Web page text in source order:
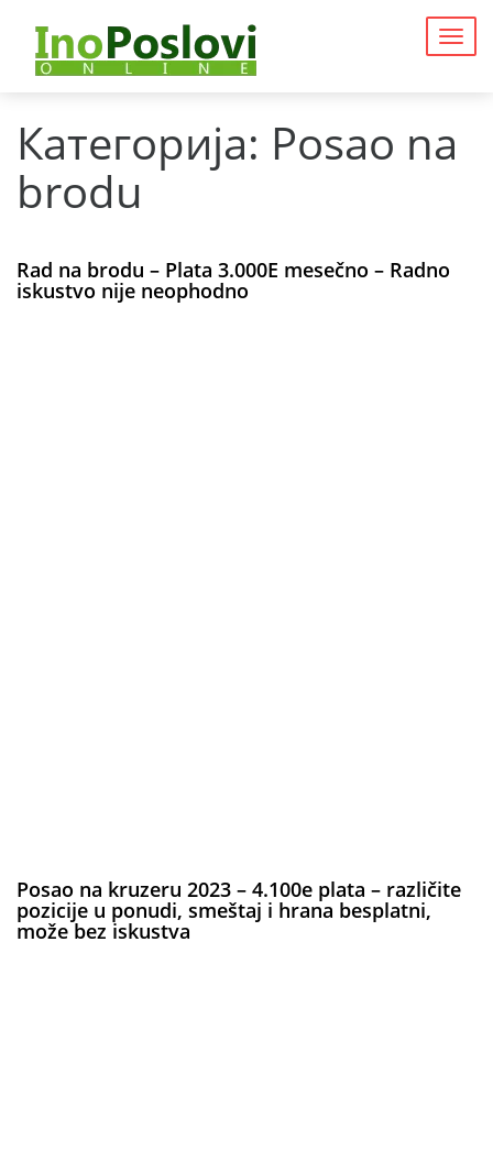
Категорија: Posao na
brodu
Rad na brodu – Plata 3.000E mesečno – Radno
iskustvo nije neophodno
Posao na kruzeru 2023 – 4.100e plata – različite
pozicije u ponudi, smeštaj i hrana besplatni,
može bez iskustva